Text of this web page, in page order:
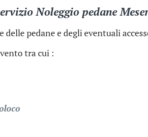
Noleggio pedane
pedane e degli eventuali
tra cui :